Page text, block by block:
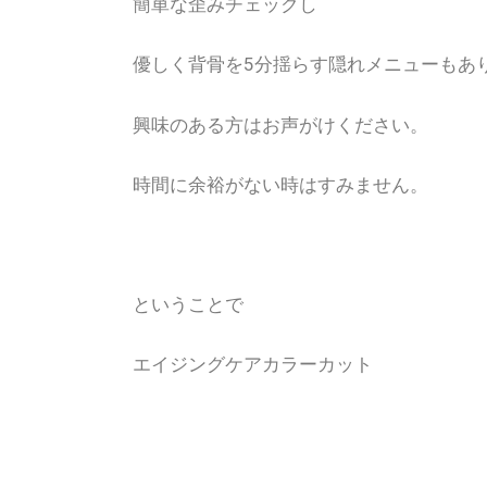
簡単な歪みチェックし
優しく背骨を5分揺らす隠れメニューもあ
興味のある方はお声がけください。
時間に余裕がない時はすみません。
ということで
エイジングケアカラーカット